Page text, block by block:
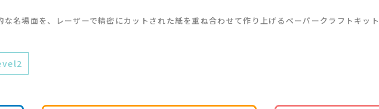
名場面を、レーザーで精密にカットされた紙を重ね合わせて作り上げるペーパークラフトキット